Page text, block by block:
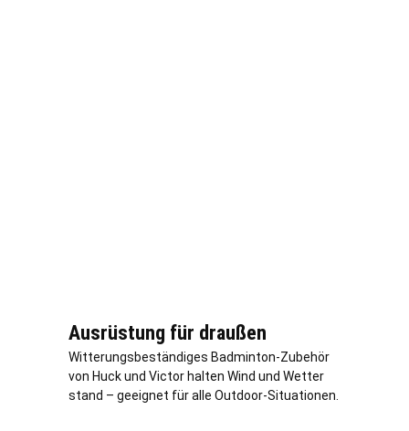
Ausrüstung für draußen
Witterungsbeständiges Badminton-Zubehör
von Huck und Victor halten Wind und Wetter
stand – geeignet für alle Outdoor-Situationen.